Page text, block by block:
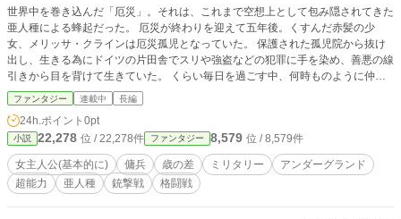
世界中を巻き込んだ「厄災」。それは、これまで空想上として包み隠されてきた
亜人種による蜂起だった。 厄災が終わりを迎えて五年後。くすんだ赤髪の少
女、メリッサ・クラインは厄災孤児となっていた。 保護された孤児院から抜け
出し、生きる為にドイツの片田舎でスリや強盗などの犯罪に手を染め、善悪の線
引きから目を背けて生きていた。 くらい毎日を過ごす中、何時ものように仲間
と共に強盗のターゲットを絞って行動に出たメリッサだったが、ある男がメリッ
サ達の前に現れる。圧倒的な力を持つその男に手も足も出せない中、一発の銃声
が響き渡る。その銃声が、彼女の運命を大きく変えていく───
ファンタジー 連載中 長編
24h.ポイント 0pt
小説 22,278 位 / 22,278件 ファンタジー 8,579 位 / 8,579件
女主人公(基本的に) 傭兵 歳の差 ミリタリー
アンダーグランド
超能力
亜人種 銃撃戦 格闘戦